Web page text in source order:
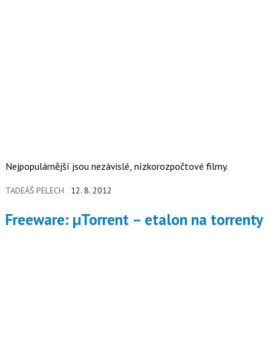
Nejpopulárnější jsou nezávislé, nízkorozpočtové filmy.
TADEÁŠ PELECH 12. 8. 2012
Freeware: µTorrent – etalon na torrenty